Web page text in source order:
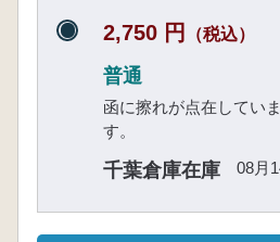
2,750 円 （税込）
普通
函に擦れが点在してい
す。
千葉倉庫在庫 08月